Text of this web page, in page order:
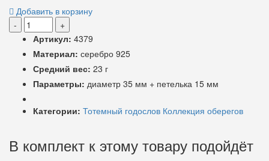
Добавить в корзину
-
+
Артикул: 4379
Материал: серебро 925
Средний вес: 23 г
Параметры: диаметр 35 мм + петелька 15 мм
Категории: Тотемный годослов Коллекция оберегов
В комплект к этому товару подойдёт